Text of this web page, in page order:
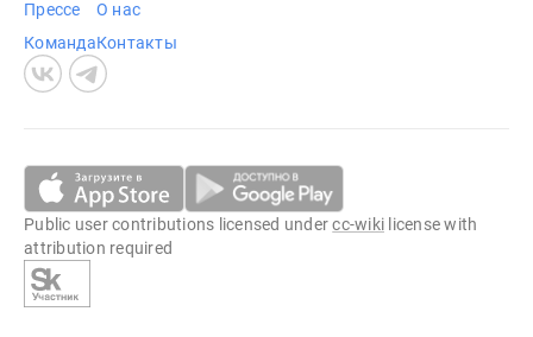
Прессе
Команда
О нас
Контакты
Public user contributions licensed undercc-wiki license with
attribution required